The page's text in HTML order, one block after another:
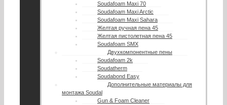
Soudafoam Maxi 70
Soudafoam Maxi Arctic
Soudafoam Maxi Sahara
Желтая ручная пена 45
Желтая пистолетная пена 45
Soudafoam SMX
Двухкомпонентные пены
Soudafoam 2k
Soudatherm
Soudabond Easy
Дополнительные материалы для
монтажа Soudal
Gun & Foam Cleaner